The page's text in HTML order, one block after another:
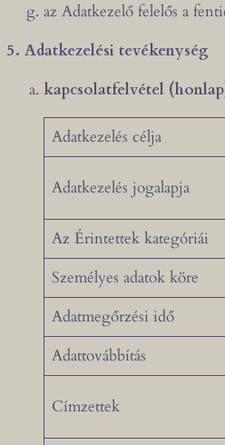
az Adatkezelő felelős a
5. Adatkezelési tevékenység
kapcsolatfelvétel
Adatkezelés célja
Adatkezelés jogalapja
Az Érintettek kategóriái
Személyes adatok köre
Adatmegőrzési idő
Adattovábbítás
Címzettek